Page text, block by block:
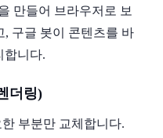
만들어 브라우저로 보
, 구글 봇이 콘텐츠를 바
합니다.
더링)
부분만 교체합니다.